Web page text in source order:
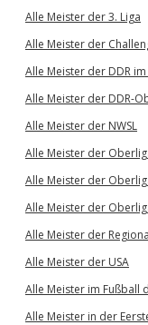
Alle Meister der 3. Liga
Alle Meister der
Alle Meister der DDR
Alle Meister der DDR-
Alle Meister der NWSL
Alle Meister der
Alle Meister der
Alle Meister der
Alle Meister der
Alle Meister der USA
Alle Meister im Fußball
Alle Meister in der